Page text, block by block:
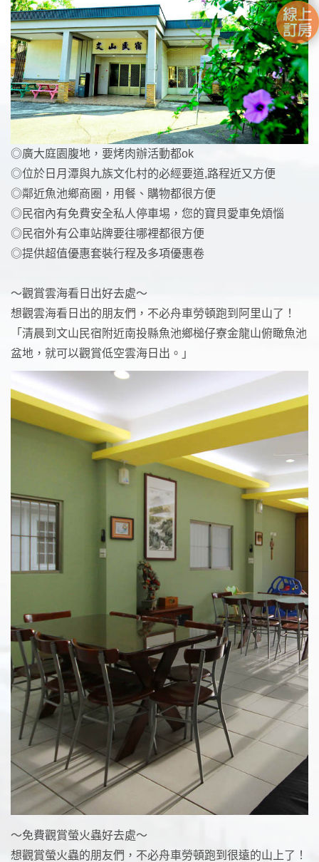
◎廣大庭園腹地，要烤肉辦活動都ok
◎位於日月潭與九族文化村的必經要道,路程近又方便
◎鄰近魚池鄉商圈，用餐、購物都很方便
◎民宿內有免費安全私人停車埸，您的寶貝愛車免煩惱
◎民宿外有公車站牌要往哪裡都很方便
◎提供超值優惠套裝行程及多項優惠卷
～觀賞雲海看日出好去處～
想觀雲海看日出的朋友們，不必舟車勞頓跑到阿里山了！
「清晨到文山民宿附近南投縣魚池鄉槌仔寮金龍山俯瞰魚池
盆地，就可以觀賞低空雲海日出。」
～免費觀賞螢火蟲好去處～
想觀賞螢火蟲的朋友們，不必舟車勞頓跑到很遠的山上了！